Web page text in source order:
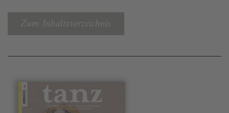
Zum Inhaltsverzeichnis